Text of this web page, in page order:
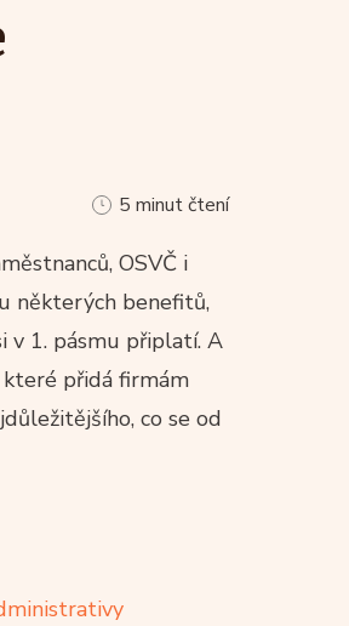
5 minut čtení
OSVČ i
některých benefitů,
v 1. pásmu připlatí. A
přidá firmám
co se od